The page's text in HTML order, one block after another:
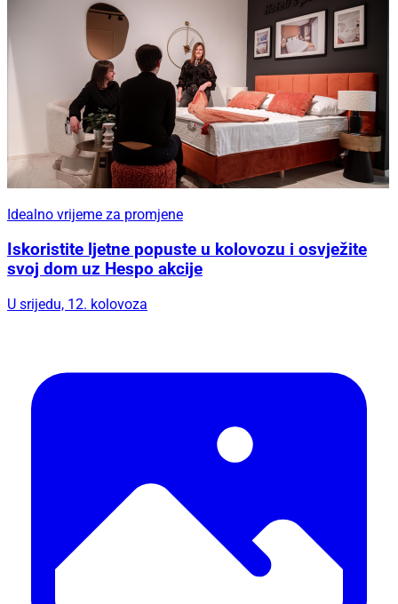
Idealno vrijeme za promjene
Iskoristite ljetne popuste u kolovozu i osvježite
svoj dom uz Hespo akcije
U srijedu, 12. kolovoza